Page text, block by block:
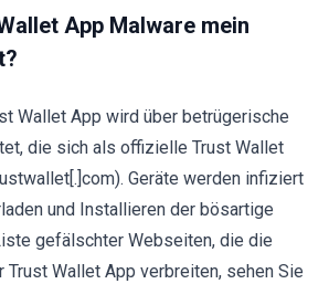
App Malware mein
Wallet App wird über betrügerische
die sich als offizielle Trust Wallet
Geräte werden infiziert
und Installieren der bösartige
gefälschter Webseiten, die die
Wallet App verbreiten, sehen Sie